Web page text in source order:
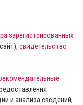
зарегистрированных
свидетельство
и анализа сведений,